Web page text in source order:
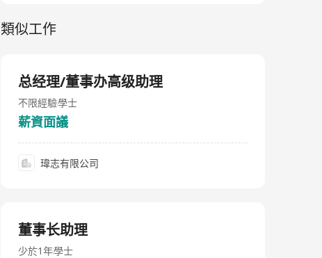
類似工作
总经理/董事办高级助理
不限經驗學士
薪資面議
瑋志有限公司
董事长助理
少於1年學士